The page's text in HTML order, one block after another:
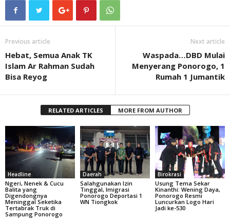
Previous article
Hebat, Semua Anak TK
Islam Ar Rahman Sudah
Bisa Reyog
Next article
Waspada…DBD Mulai
Menyerang Ponorogo, 1
Rumah 1 Jumantik
RELATED ARTICLES MORE FROM AUTHOR
Headline
Ngeri, Nenek & Cucu
Balita yang
Digendongnya
Meninggal Seketika
Tertabrak Truk di
Sampung Ponorogo
Daerah
Salahgunakan Izin
Tinggal, Imigrasi
Ponorogo Deportasi 1
WN Tiongkok
Birokrasi
Usung Tema Sekar
Kinanthi: Wening Daya,
Ponorogo Resmi
Luncurkan Logo Hari
Jadi ke-530